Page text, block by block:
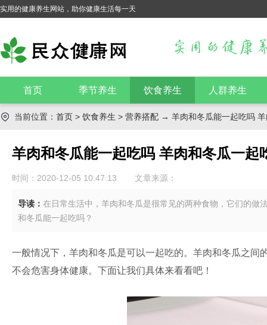
实用的健康养生网站，助你健康生活每一天
首页 季节养生 饮食养生 人群养生
当前位置： 首页 > 饮食养生 > 营养搭配 → 羊肉和冬瓜能一起吃吗
羊肉和冬瓜能一起吃吗 羊肉和冬瓜一起
时间：2020-12-05 10:47:13 文章来源：
导读： 在日常生活中，羊肉和冬瓜是很常见的两种食物，它们的做
和冬瓜能一起吃吗？
一般情况下，羊肉和冬瓜是可以一起吃的。羊肉和冬瓜之
不会危害身体健康。下面让我们具体来看看吧！